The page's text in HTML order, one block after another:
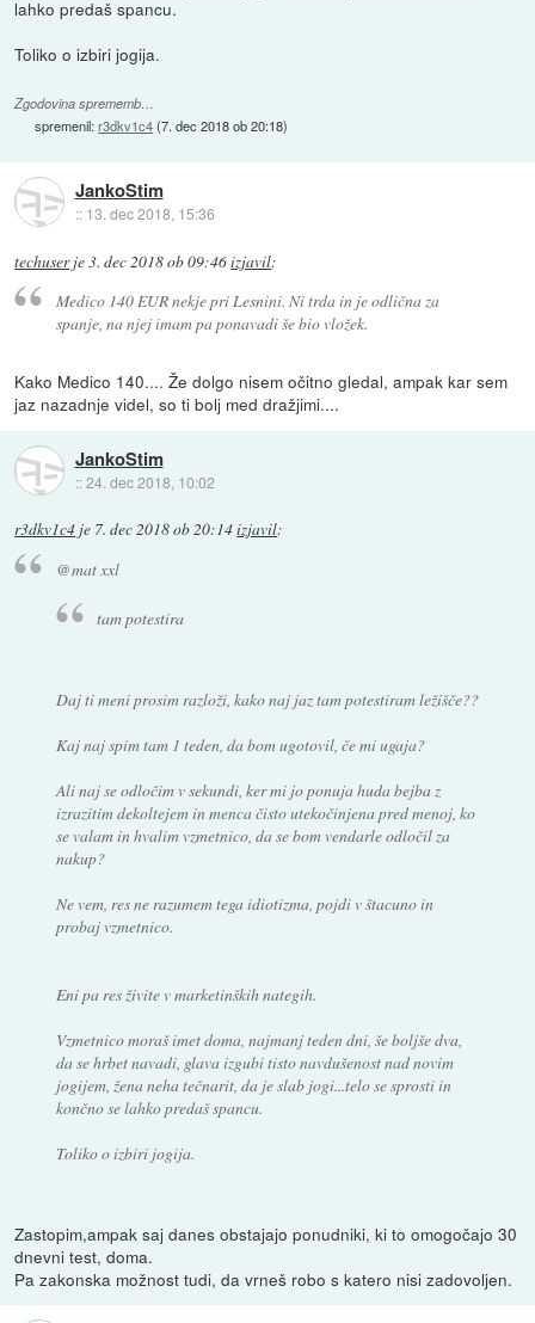
lahko predaš spancu.
Toliko o izbiri jogija.
Zgodovina sprememb…
spremenil:r3dkv1c4(7. dec 2018 ob 20:18)
JankoStim
:: 13. dec 2018, 15:36
techuserje3. dec 2018 ob 09:46izjavil:
Medico 140 EUR nekje pri Lesnini. Ni trda in je odlična za
spanje, na njej imam pa ponavadi še bio vložek.
Kako Medico 140.... Že dolgo nisem očitno gledal, ampak kar sem
jaz nazadnje videl, so ti bolj med dražjimi....
JankoStim
::24. dec 2018, 10:02
r3dkv1c4 je 7. dec 2018 ob 20:14izjavil:
@mat xxl
tam potestira
Daj ti meni prosim razloži, kako naj jaz tam potestiram ležišče??
Kaj naj spim tam 1 teden, da bom ugotovil, če mi ugaja?
Ali naj se odločim v sekundi, ker mi jo ponuja huda bejba z
izrazitim dekoltejem in menca čisto utekočinjena pred menoj, ko
se valam in hvalim vzmetnico, da se bom vendarle odločil za
nakup?
Ne vem, res ne razumem tega idiotizma, pojdi v štacuno in
probaj vzmetnico.
Eni pa res živite v marketinških nategih.
Vzmetnico moraš imet doma, najmanj teden dni, še boljše dva,
da se hrbet navadi, glava izgubi tisto navdušenost nad novim
jogijem, žena neha tečnarit, da je slab jogi...telo se sprosti in
končno se lahko predaš spancu.
Toliko o izbiri jogija.
Zastopim,ampak saj danes obstajajo ponudniki, ki to omogočajo 30
dnevni test, doma.
Pa zakonska možnost tudi, da vrneš robo s katero nisi zadovoljen.